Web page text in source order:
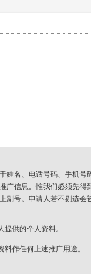
姓名、电话号码、手机
广信息。惟我们必须先
剔号。申请人若不剔选
供的个人资料。
作任何上述推广用途。